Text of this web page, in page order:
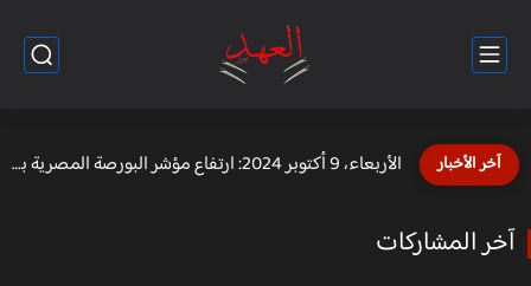
آخر الأخبار الطقس في مصر غدًا: الخميس 10 أكتوبر 2024
آخر المشاركات